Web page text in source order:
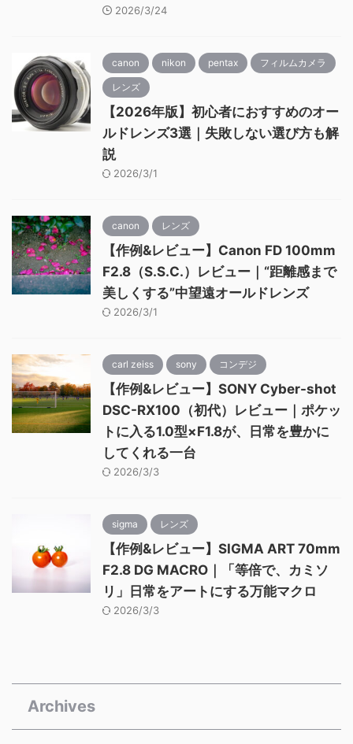
2026/3/24
canon nikon pentax フィルムカメラ
レンズ
【2026年版】初心者におすすめのオー
ルドレンズ3選｜失敗しない選び方も解
説
2026/3/1
canon レンズ
【作例&レビュー】Canon FD 100mm
F2.8（S.S.C.）レビュー｜“距離感まで
美しくする”中望遠オールドレンズ
2026/3/1
carl zeiss sony コンデジ
【作例&レビュー】SONY Cyber-shot
DSC-RX100（初代）レビュー｜ポケッ
トに入る1.0型×F1.8が、日常を豊かに
してくれる一台
2026/3/3
sigma レンズ
【作例&レビュー】SIGMA ART 70mm
F2.8 DG MACRO｜「等倍で、カミソ
リ」日常をアートにする万能マクロ
2026/3/3
Archives